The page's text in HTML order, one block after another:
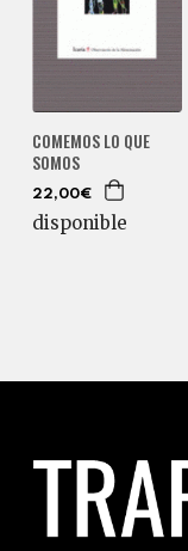
COMEMOS LO QUE
SOMOS
22,00€
disponible